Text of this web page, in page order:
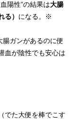
陽性”の結果は大腸
） になる。※
腸ガンがあるのに便
血が陰性でも安心は
でた大便を棒でこす